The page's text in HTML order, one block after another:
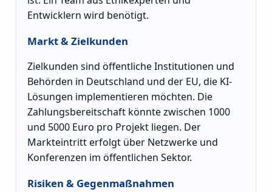
Entwicklern wird benötigt.
Markt & Zielkunden
Zielkunden sind öffentliche Institutionen und
Behörden in Deutschland und der EU, die KI-
Lösungen implementieren möchten. Die
Zahlungsbereitschaft könnte zwischen 1000
und 5000 Euro pro Projekt liegen. Der
Markteintritt erfolgt über Netzwerke und
Konferenzen im öffentlichen Sektor.
Risiken & Gegenmaßnahmen